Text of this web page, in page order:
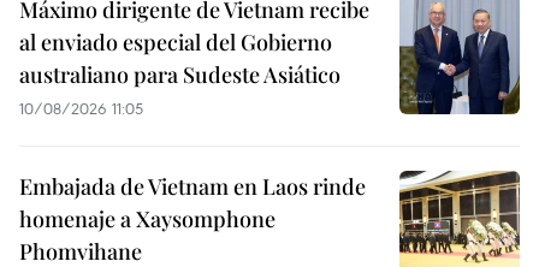
Máximo dirigente de Vietnam recibe
al enviado especial del Gobierno
australiano para Sudeste Asiático
10/08/2026 11:05
Embajada de Vietnam en Laos rinde
homenaje a Xaysomphone
Phomvihane